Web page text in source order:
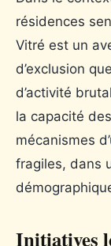
résidences
Vitré est un
d’exclusion
d’activité
la capacité
mécanismes
fragiles, dans
Initiatives